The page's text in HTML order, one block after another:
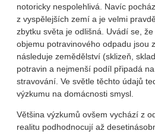
notoricky nespolehlivá. Navíc
z vyspělejších zemí a je velmi
zbytku světa je odlišná. Uvádí se,
objemu potravinového odpadu jsou
následuje zemědělství (sklizeň,
potravin a nejmenší podíl připadá
stravování. Ve světle těchto údajů
výzkumu na domácnosti smysl.
Většina výzkumů ovšem vychází z
realitu podhodnocují až